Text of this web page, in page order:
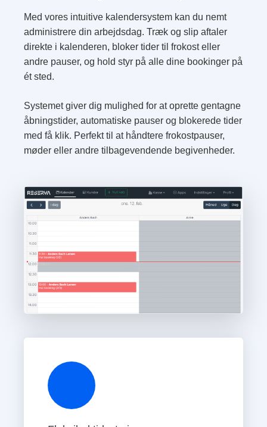
Med vores intuitive kalendersystem kan du nemt
administrere din arbejdsdag. Træk og slip aftaler
direkte i kalenderen, bloker tider til frokost eller
andre pauser, og hold styr på alle dine bookinger på
ét sted.
Systemet giver dig mulighed for at oprette gentagne
åbningstider, automatiske pauser og blokerede tider
med få klik. Perfekt til at håndtere frokostpauser,
møder eller andre tilbagevendende begivenheder.